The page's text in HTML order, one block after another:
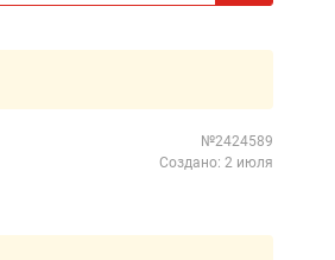
№2424589
Создано: 2 июля